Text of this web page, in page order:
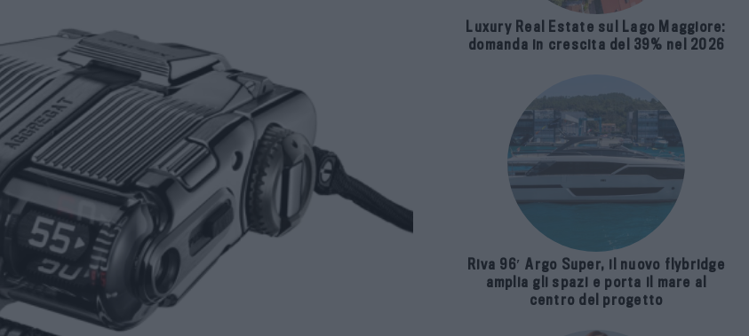
Luxury Real Estate sul Lago Maggiore:
domanda in crescita del 39% nel 2026
Riva 96′ Argo Super, il nuovo flybridge
amplia gli spazi e porta il mare al
centro del progetto